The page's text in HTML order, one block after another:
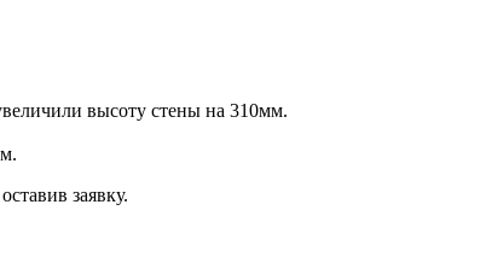
высоту стены на 310мм.
заявку.